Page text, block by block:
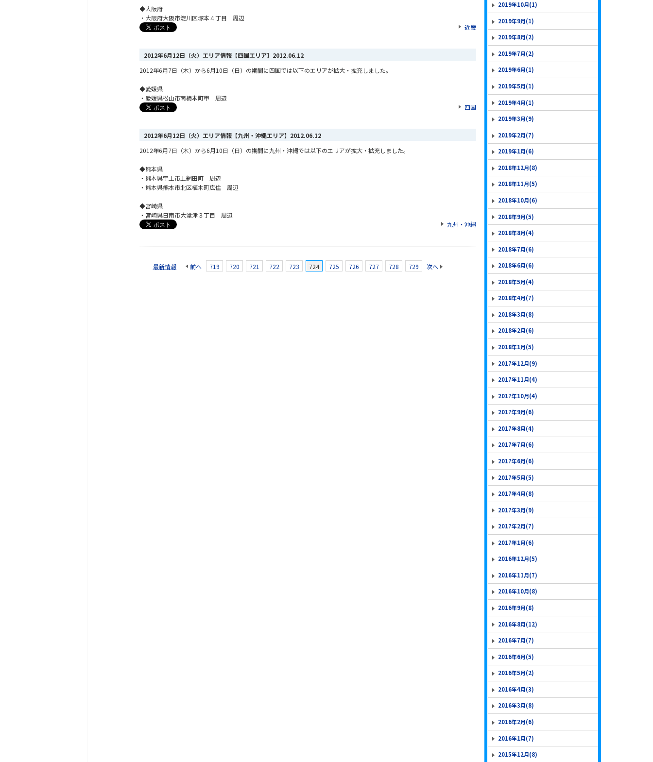
◆大阪府
・大阪府大阪市淀川区塚本４丁目 周辺
近畿
2012年6月12日（火）エリア情報【四国エリア】 2012.06.12
2012年6月7日（木）から6月10日（日）の期間に四国では以下のエリアが拡大・拡充しました。
◆愛媛県
・愛媛県松山市南梅本町甲 周辺
四国
2012年6月12日（火）エリア情報【九州・沖縄エリア】 2012.06.12
2012年6月7日（木）から6月10日（日）の期間に九州・沖縄では以下のエリアが拡大・拡充しました。
◆熊本県
・熊本県宇土市上網田町 周辺
・熊本県熊本市北区植木町広住 周辺
◆宮崎県
・宮崎県日南市大堂津３丁目 周辺
九州・沖縄
最新情報 前へ 719 720 721 722 723 724 725 726 727 728 729 次へ
2019年10月(1)
2019年9月(1)
2019年8月(2)
2019年7月(2)
2019年6月(1)
2019年5月(1)
2019年4月(1)
2019年3月(9)
2019年2月(7)
2019年1月(6)
2018年12月(8)
2018年11月(5)
2018年10月(6)
2018年9月(5)
2018年8月(4)
2018年7月(6)
2018年6月(6)
2018年5月(4)
2018年4月(7)
2018年3月(8)
2018年2月(6)
2018年1月(5)
2017年12月(9)
2017年11月(4)
2017年10月(4)
2017年9月(6)
2017年8月(4)
2017年7月(6)
2017年6月(6)
2017年5月(5)
2017年4月(8)
2017年3月(9)
2017年2月(7)
2017年1月(6)
2016年12月(5)
2016年11月(7)
2016年10月(8)
2016年9月(8)
2016年8月(12)
2016年7月(7)
2016年6月(5)
2016年5月(2)
2016年4月(3)
2016年3月(8)
2016年2月(6)
2016年1月(7)
2015年12月(8)